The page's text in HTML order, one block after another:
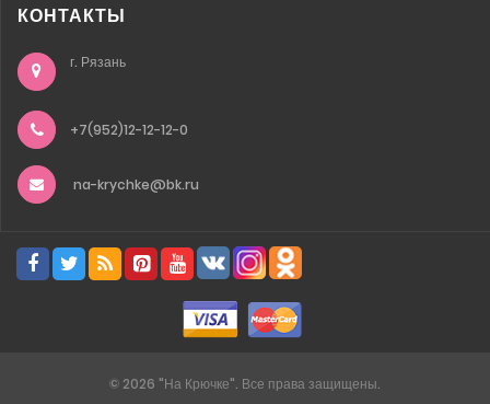
КОНТАКТЫ
г. Рязань
+7(952)12-12-12-0
na-krychke@bk.ru
© 2026 "На Крючке". Все права защищены.